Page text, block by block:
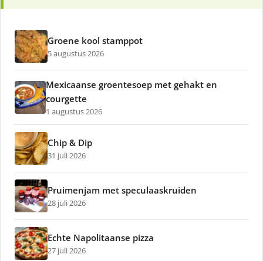
Groene kool stamppot
5 augustus 2026
Mexicaanse groentesoep met gehakt en
courgette
1 augustus 2026
Chip & Dip
31 juli 2026
Pruimenjam met speculaaskruiden
28 juli 2026
Echte Napolitaanse pizza
27 juli 2026